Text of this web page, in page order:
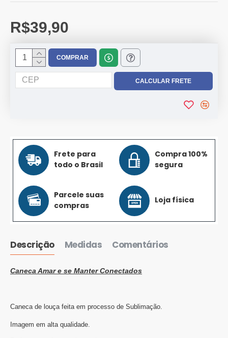
R$39,90
COMPRAR
Frete para
todo o Brasil
Compra 100%
segura
Parcele suas
compras
Loja física
Descrição Medidas Comentários
Caneca Amar e se Manter Conectados
Caneca de louça feita em processo de Sublimação.
Imagem em alta qualidade.